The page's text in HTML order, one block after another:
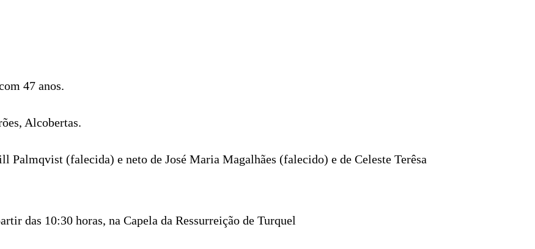
47 anos.
Alcobertas.
(falecida) e neto de José Maria Magalhães (falecido) e de Celeste Terêsa
das 10:30 horas, na Capela da Ressurreição de Turquel